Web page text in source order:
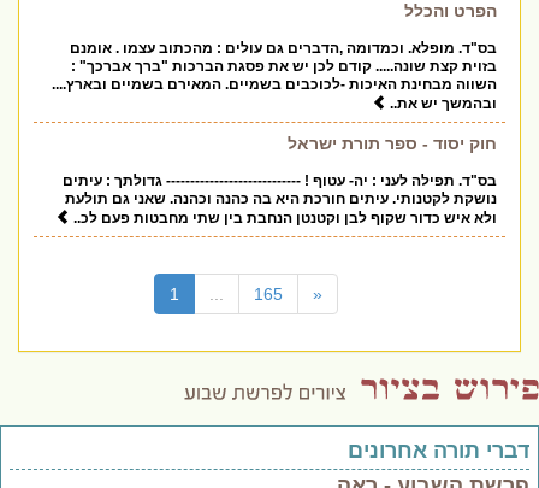
הפרט והכלל
בס"ד. מופלא. וכמדומה ,הדברים גם עולים : מהכתוב עצמו . אומנם
בזוית קצת שונה..... קודם לכן יש את פסגת הברכות "ברך אברכך" :
השווה מבחינת האיכות -לכוכבים בשמיים. המאירם בשמיים ובארץ....
ובהמשך יש את..
חוק יסוד - ספר תורת ישראל
בס"ד. תפילה לעני : יה- עטוף ! ---------------------------- גדולתך : עיתים
נושקת לקטנותי. עיתים חורכת היא בה כהנה וכהנה. שאני גם תולעת
ולא איש כדור שקוף לבן וקטנטן הנחבת בין שתי מחבטות פעם לכ..
1 165 «
דברי תורה אחרונים